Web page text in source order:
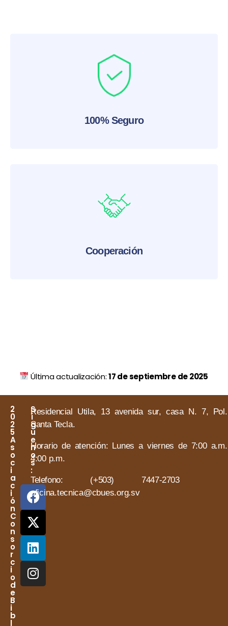
100% Seguro
Cooperación
Última actualización:17 de septiembre de 2025
2
0
2
5
A
s
o
c
i
a
c
i
ó
n
C
o
n
s
o
r
c
i
o
d
e
B
i
b
l
S
í
g
u
e
n
o
s
:
Residencial Utila, 13 avenida sur, casa N. 7,
Santa Tecla.
Horario de atención: Lunes a viernes de 7:00
4:00 p.m.
Telefono: (+503) 7447-2703
oficina.tecnica@cbues.org.sv